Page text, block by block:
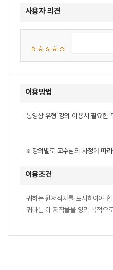
사용자 의견
이용방법
동영상 유형 강의 이용시 필요한
※ 강의별로 교수님의 사정에 따
이용조건
귀하는 원저작자를 표시하여야 합
귀하는 이 저작물을 영리 목적으